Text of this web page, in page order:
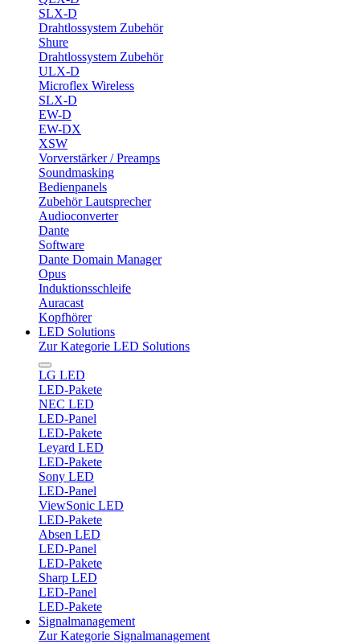
SLX-D
Drahtlossystem Zubehör
Shure
Drahtlossystem Zubehör
ULX-D
Microflex Wireless
SLX-D
EW-D
EW-DX
XSW
Vorverstärker / Preamps
Soundmasking
Bedienpanels
Zubehör Lautsprecher
Audioconverter
Dante
Software
Dante Domain Manager
Opus
Induktionsschleife
Auracast
Kopfhörer
LED Solutions
Zur Kategorie LED Solutions
LG LED
LED-Pakete
NEC LED
LED-Panel
LED-Pakete
Leyard LED
LED-Pakete
Sony LED
LED-Panel
ViewSonic LED
LED-Pakete
Absen LED
LED-Panel
LED-Pakete
Sharp LED
LED-Panel
LED-Pakete
Signalmanagement
Zur Kategorie Signalmanagement